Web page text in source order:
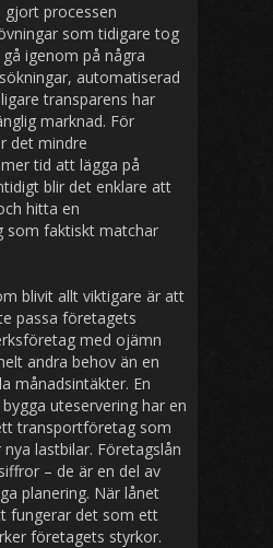
gjort processen
som tidigare tog
igenom på några
automatiserad
transparens har
marknad. För
det mindre
tid att lägga på
blir det enklare att
hitta en
som faktiskt matchar
blivit allt viktigare är att
passa företagets
med ojämn
andra behov än en
månadsintäkter. En
uteservering har en
transportföretag som
lastbilar. Företagslån
– de är en del av
planering. När lånet
fungerar det som ett
företagets styrkor.